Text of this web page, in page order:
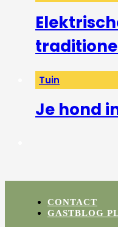
Tuin
Je hond
CONTACT
GASTBLOG